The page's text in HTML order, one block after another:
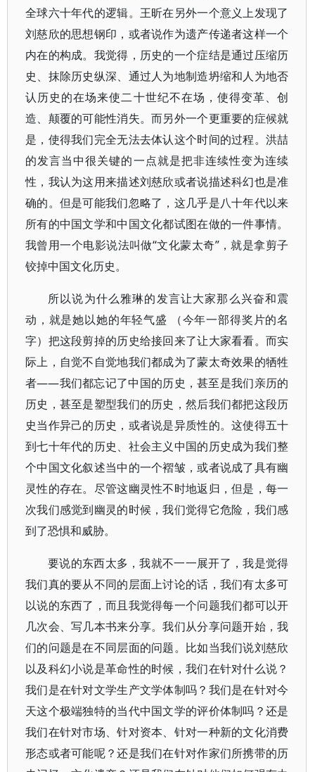
全球六十年代的逻辑。王昕在另外一个意义上发现了
刘慈欣的思想钢印，或者说作为遗产传递者这样一个
内在的构成。我觉得，历史的一个症结是通过压缩历
史、抹除历史纵深、通过人为地制造坍缩和人为地否
认历史的在场来使二十世纪不在场，使得变革、创
造、颠覆的可能性消失。而另外一个更重要的症候就
是，使得我们完全无法去体认这个时间的过程。洪喆
的发言当中很关键的一点就是把非连续性变为连续
性，我认为这用来描述刘慈欣或者说描述科幻也是准
确的。但是可能我们忽略了，这几乎是八十年代以来
所有的中国文学和中国文化都试图在做的一件事情。
我曾用一个电影说法叫做“文化蒙太奇”，就是拿剪子
铰掉中国文化历史。
所以说为什么雅琳的发言让大家那么兴奋和震
动，就是她以她的年轻气盛 （今年一部得奖片的名
字）把这段剪掉的历史给接回来了让大家看看。而实
际上，自觉不自觉地我们都成为了蒙太奇效果的牺牲
者——我们都忘记了中国的历史，甚至是我们亲历的
历史，甚至是塑型我们的历史，然后我们都把这段历
史当作异己的历史，或者说是异质性的。这使得五十
到七十年代的历史、社会主义中国的历史成为我们整
个中国文化叙述当中的一个褶皱，或者说成了具有幽
灵性的存在。尽管这幽灵性不时地返归，但是，每一
次我们感觉到幽灵的时候，我们觉得它危险，我们感
到了恐惧和威胁。
要说的东西太多，我就不一一展开了，我是觉得
我们真的要从不同的层面上讨论的话，我们有太多可
以说的东西了，而且我觉得每一个问题我们都可以开
几次会、写几本书来分享。我们从分享问题开始，我
们的问题是在不同层面的问题。比如当我们说刘慈欣
以及科幻小说是革命性的时候，我们在针对什么说？
我们是在针对文学生产文学体制吗？我们是在针对今
天这个极端独特的当代中国文学的评价体制吗？还是
我们在针对市场、针对资本、针对一种新的文化消费
形态或者可能呢？还是我们在针对作家们所携带的历